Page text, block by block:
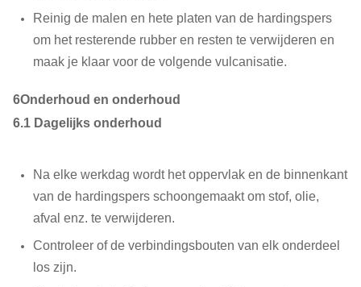
Reinig de malen en hete platen van de hardingspers
om het resterende rubber en resten te verwijderen en
maak je klaar voor de volgende vulcanisatie.
6Onderhoud en onderhoud
6.1 Dagelijks onderhoud
Na elke werkdag wordt het oppervlak en de binnenkant
van de hardingspers schoongemaakt om stof, olie,
afval enz. te verwijderen.
Controleer of de verbindingsbouten van elk onderdeel
los zijn.